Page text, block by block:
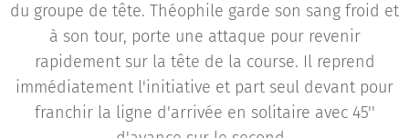
du groupe de tête. Théophile garde son sang froid et
à son tour, porte une attaque pour revenir
rapidement sur la tête de la course. Il reprend
immédiatement l'initiative et part seul devant pour
franchir la ligne d'arrivée en solitaire avec 45''